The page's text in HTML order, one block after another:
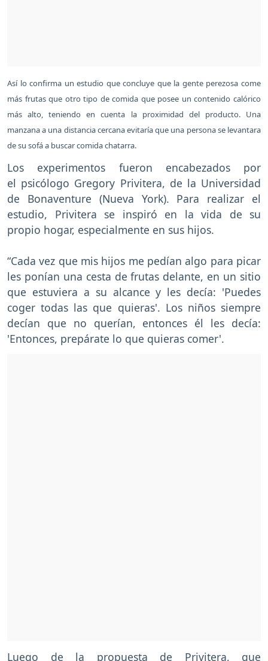
Así lo confirma un estudio que concluye que la gente perezosa come
más frutas que otro tipo de comida que posee un contenido calórico
más alto, teniendo en cuenta la proximidad del producto. Una
manzana a una distancia cercana evitaría que una persona se levantara
de su sofá a buscar comida chatarra.
Los experimentos fueron encabezados por
el psicólogo Gregory Privitera, de la Universidad
de Bonaventure (Nueva York). Para realizar el
estudio, Privitera se inspiró en la vida de su
propio hogar, especialmente en sus hijos.
“Cada vez que mis hijos me pedían algo para picar
les ponían una cesta de frutas delante, en un sitio
que estuviera a su alcance y les decía: 'Puedes
coger todas las que quieras'. Los niños siempre
decían que no querían, entonces él les decía:
'Entonces, prepárate lo que quieras comer'.
Luego de la propuesta de Privitera, que